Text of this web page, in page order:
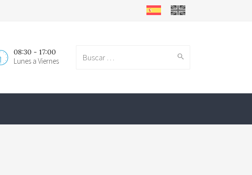
08:30 - 17:00
Lunes a Viernes